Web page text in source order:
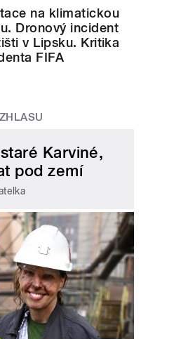
na klimatickou
Dronový incident
v Lipsku. Kritika
FIFA
Karviné,
pod zemí